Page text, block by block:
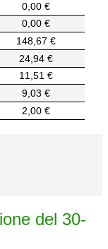
0,00 €
0,00 €
148,67 €
24,94 €
11,51 €
9,03 €
2,00 €
del 30-